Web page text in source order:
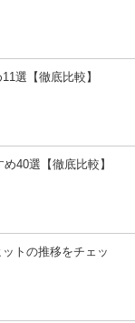
選【徹底比較】
40選【徹底比較】
トの推移をチェッ